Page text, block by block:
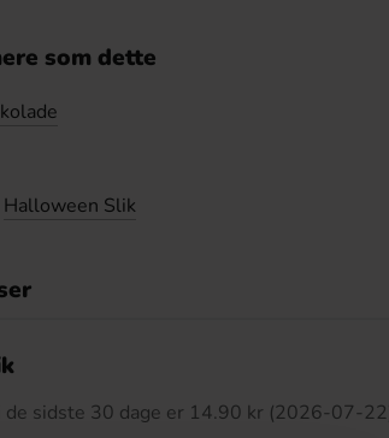
som dette
Halloween Slik
de sidste 30 dage er 14.90 kr (2026-07-